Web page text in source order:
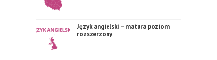
Język angielski – matura poziom
rozszerzony